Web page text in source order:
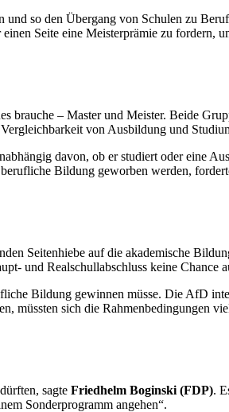
so den Übergang von Schulen zu
Seite eine Meisterprämie zu fordern,
brauche – Master und Meister. Beide
von Ausbildung und
davon, ob er studiert oder eine
Bildung geworben werden,
Seitenhiebe auf die akademische
und Realschullabschluss keine Chance
Bildung gewinnen müsse. Die AfD
müssten sich die Rahmenbedingungen
sagte Friedhelm Boginski (FDP).
Sonderprogramm angehen“.